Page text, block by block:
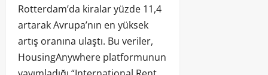
Rotterdam’da kiralar yüzde 11,4
artarak Avrupa’nın en yüksek
artış oranına ulaştı. Bu veriler,
HousingAnywhere platformunun